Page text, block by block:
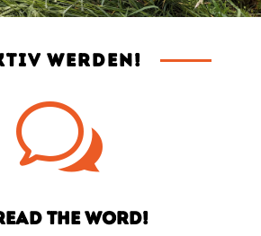
werden!
w
the word!